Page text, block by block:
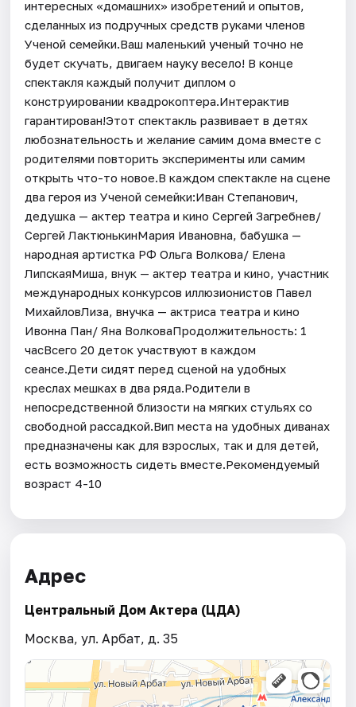
интересных «домашних» изобретений и опытов,
сделанных из подручных средств руками членов
Ученой семейки.Ваш маленький ученый точно не
будет скучать, двигаем науку весело! В конце
спектакля каждый получит диплом о
конструировании квадрокоптера.Интерактив
гарантирован!Этот спектакль развивает в детях
любознательность и желание самим дома вместе с
родителями повторить эксперименты или самим
открыть что-то новое.В каждом спектакле на сцене
два героя из Ученой семейки:Иван Степанович,
дедушка — актер театра и кино Сергей Загребнев/
Сергей ЛактюнькинМария Ивановна, бабушка —
народная артистка РФ Ольга Волкова/ Елена
ЛипскаяМиша, внук — актер театра и кино, участник
международных конкурсов иллюзионистов Павел
МихайловЛиза, внучка — актриса театра и кино
Ивонна Пан/ Яна ВолковаПродолжительность: 1
часВсего 20 деток участвуют в каждом
сеансе.Дети сидят перед сценой на удобных
креслах мешках в два ряда.Родители в
непосредственной близости на мягких стульях со
свободной рассадкой.Вип места на удобных диванах
предназначены как для взрослых, так и для детей,
есть возможность сидеть вместе.Рекомендуемый
возраст 4-10
Адрес
Центральный Дом Актера (ЦДА)
Москва, ул. Арбат, д. 35